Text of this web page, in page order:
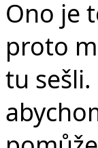
Ono je
proto
tu